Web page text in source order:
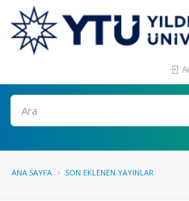
Ara
ANA SAYFA SON EKLENEN YAYINLAR